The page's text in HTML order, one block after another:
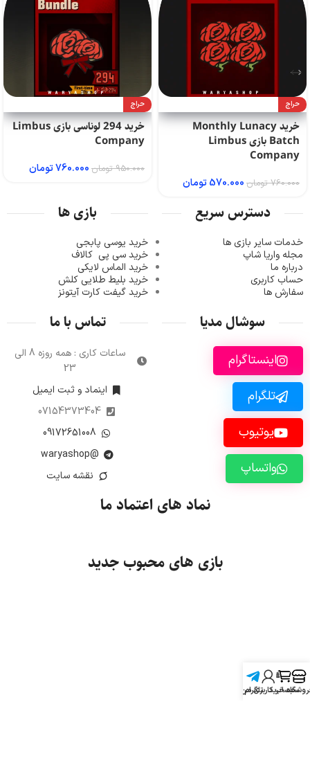
حراج
خرید Monthly Lunacy
Batch بازی Limbus
Company
760.000 تومان 570.000تومان
حراج
خرید 294 لونا‌سی بازی Limbus
Company
950.000 تومان 760.000تومان
دسترس سریع
خدمات سایر بازی ها
مجله واریا شاپ
درباره ما
حساب کاربری
سفارش ها
بازی ها
خرید یوسی پابجی
خرید سی پی کالاف
خرید الماس لایکی
خرید بلیط طلایی کلش
خرید گیفت کارت آیتونز
سوشال مدیا
اینستاگرام
تلگرام
یوتیوب
واتساپ
تماس با ما
ساعات کاری : همه روزه 8 الی
23
اینماد و ثبت ایمیل
07154373404
09172651008
@waryashop
نقشه سایت
نماد های اعتماد ما
بازی های محبوب جدید
سبد خرید
حساب کاربری من
تلگرام